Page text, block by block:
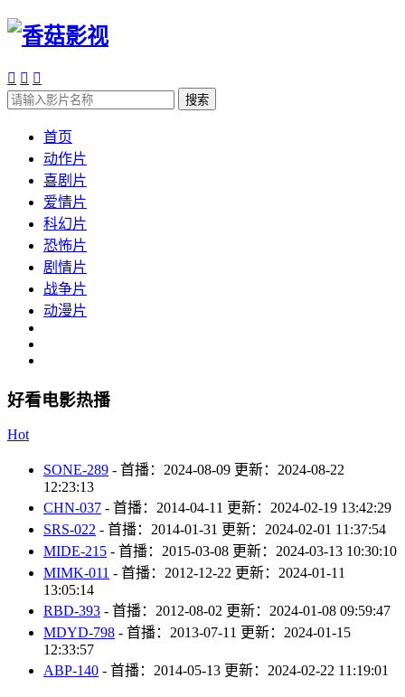
  
搜索
首页
动作片
喜剧片
爱情片
科幻片
恐怖片
剧情片
战争片
动漫片
好看电影热播
Hot
SONE-289 - 首播： 2024-08-09 更新： 2024-08-22
12:23:13
CHN-037 - 首播： 2014-04-11 更新： 2024-02-19 13:42:29
SRS-022 - 首播： 2014-01-31 更新： 2024-02-01 11:37:54
MIDE-215 - 首播： 2015-03-08 更新： 2024-03-13 10:30:10
MIMK-011 - 首播： 2012-12-22 更新： 2024-01-11
13:05:14
RBD-393 - 首播： 2012-08-02 更新： 2024-01-08 09:59:47
MDYD-798 - 首播： 2013-07-11 更新： 2024-01-15
12:33:57
ABP-140 - 首播： 2014-05-13 更新： 2024-02-22 11:19:01